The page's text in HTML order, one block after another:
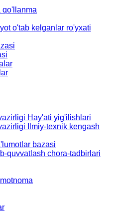
qo'llanma
o'tab kelganlar ro'yxati
Hay'ati yig'ilishlari
Ilmiy-texnik kengash
bazasi
quvvatlash chora-tadbirlari